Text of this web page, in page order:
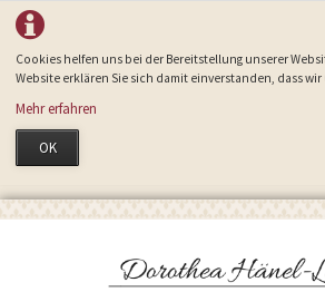
Cookies helfen uns bei der Bereitstellung unserer
Website erklären Sie sich damit einverstanden, dass
Mehr erfahren
OK